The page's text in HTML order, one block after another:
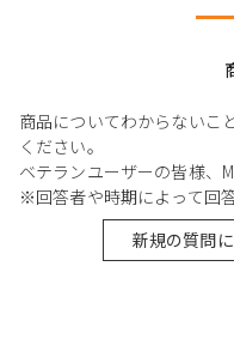
商品についてわからないこ
ください。
ベテランユーザーの皆様、
※回答者や時期によって回
新規の質問